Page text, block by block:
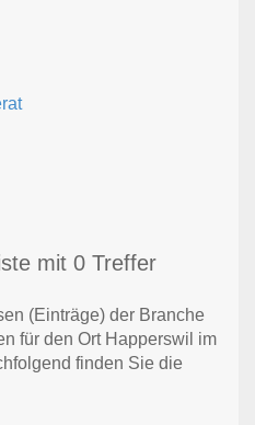
mit 0 Treffer
(Einträge) der Branche
für den Ort Happerswil im
finden Sie die